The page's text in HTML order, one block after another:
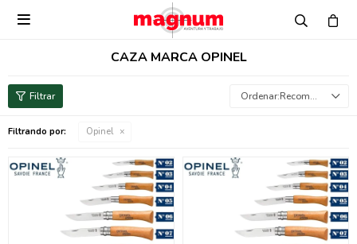

CAZA MARCA OPINEL
Recomendados
Filtrando por: Opinel